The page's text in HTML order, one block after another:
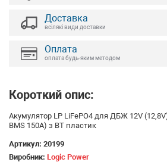
Доставка
всілякі види доставки
Оплата
оплата будь-яким методом
Короткий опис:
Акумулятор LP LiFePO4 для ДБЖ 12V
BMS 150А) з BT пластик
Артикул: 20199
Виробник: Logic Power